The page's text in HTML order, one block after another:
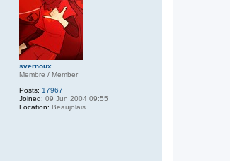
svernoux
Membre / Member
Posts: 17967
Joined: 09 Jun 2004 09:55
Location: Beaujolais